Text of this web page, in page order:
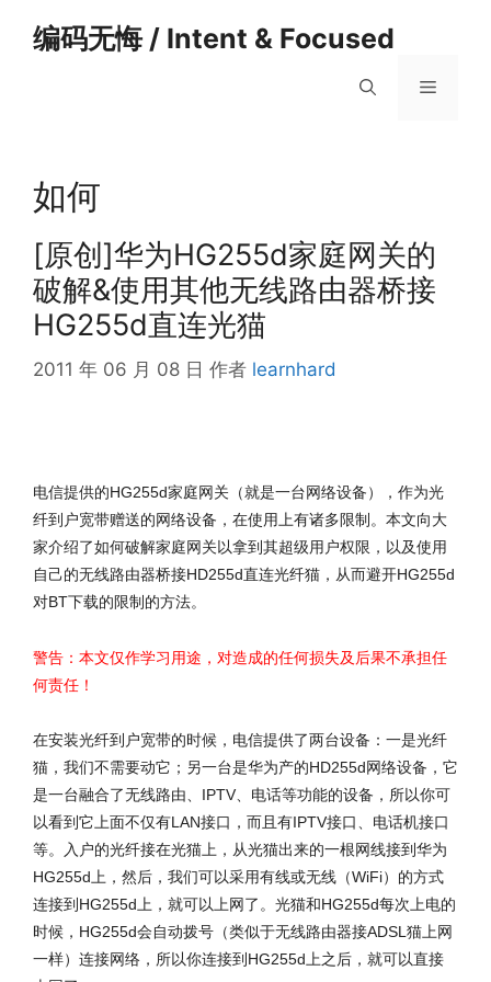
编码无悔 / Intent & Focused
菜
如何
[原创]华为HG255d家庭网关的
破解&使用其他无线路由器桥接
HG255d直连光猫
2011 年 06 月 08 日 作者 learnhard
电信提供的HG255d家庭网关（就是一台网络设备），作为光
纤到户宽带赠送的网络设备，在使用上有诸多限制。本文向大
家介绍了如何破解家庭网关以拿到其超级用户权限，以及使用
自己的无线路由器桥接HD255d直连光纤猫，从而避开HG255d
对BT下载的限制的方法。
警告：本文仅作学习用途，对造成的任何损失及后果不承担任
何责任！
在安装光纤到户宽带的时候，电信提供了两台设备：一是光纤
猫，我们不需要动它；另一台是华为产的HD255d网络设备，它
是一台融合了无线路由、IPTV、电话等功能的设备，所以你可
以看到它上面不仅有LAN接口，而且有IPTV接口、电话机接口
等。入户的光纤接在光猫上，从光猫出来的一根网线接到华为
HG255d上，然后，我们可以采用有线或无线（WiFi）的方式
连接到HG255d上，就可以上网了。光猫和HG255d每次上电的
时候，HG255d会自动拨号（类似于无线路由器接ADSL猫上网
一样）连接网络，所以你连接到HG255d上之后，就可以直接